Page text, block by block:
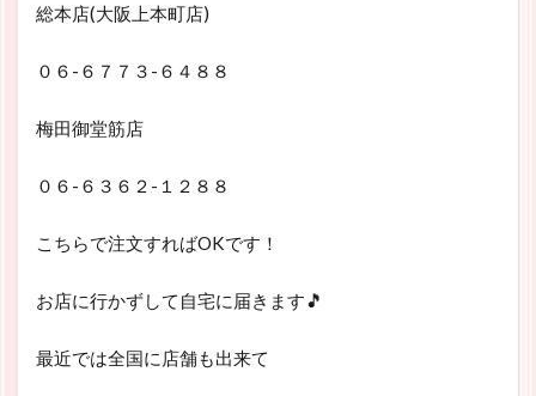
総本店(大阪上本町店)
０６-６７７３-６４８８
梅田御堂筋店
０６-６３６２-１２８８
こちらで注文すればOKです！
お店に行かずして自宅に届きます🎵
最近では全国に店舗も出来て